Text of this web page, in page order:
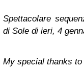
Spettacolare
di Sole di ieri, 4
My special thanks